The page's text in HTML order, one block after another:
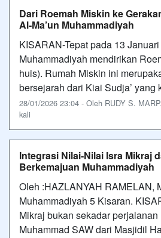
Dari Roemah Miskin ke
Al-Ma’un Muhammadiyah
KISARAN-Tepat pada 13
Muhammadiyah mendirikan
huis). Rumah Miskin ini
bersejarah dari Kiai Sudja’ yang
28/01/2026 23:04 - Oleh RUDY S.
kali
Integrasi Nilai-Nilai Isra Mikraj
Berkemajuan Muhammadiyah
Oleh :HAZLANYAH RAMELAN,
Muhammadiyah 5 Kisaran.
Mikraj bukan sekadar
Muhammad SAW dari Masjidil